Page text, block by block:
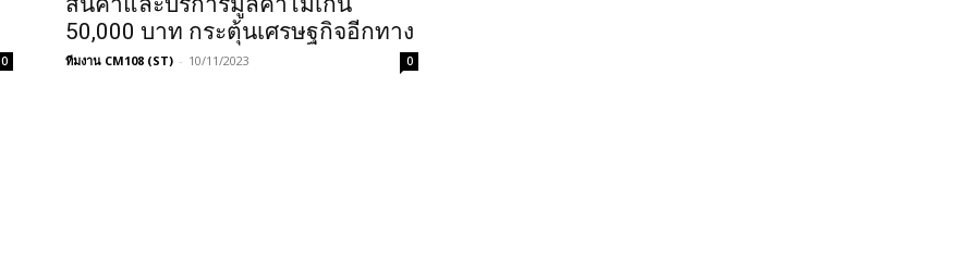
0
50,000 บาท กระตุ้นเศรษฐกิจอีกทาง
ทีมงาน CM108 (ST) - 10/11/2023 0